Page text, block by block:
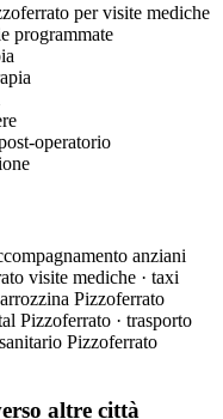
per visite mediche
programmate
operatorio
anziani
visite mediche · taxi
Pizzoferrato
Pizzoferrato · trasporto
Pizzoferrato
altre città